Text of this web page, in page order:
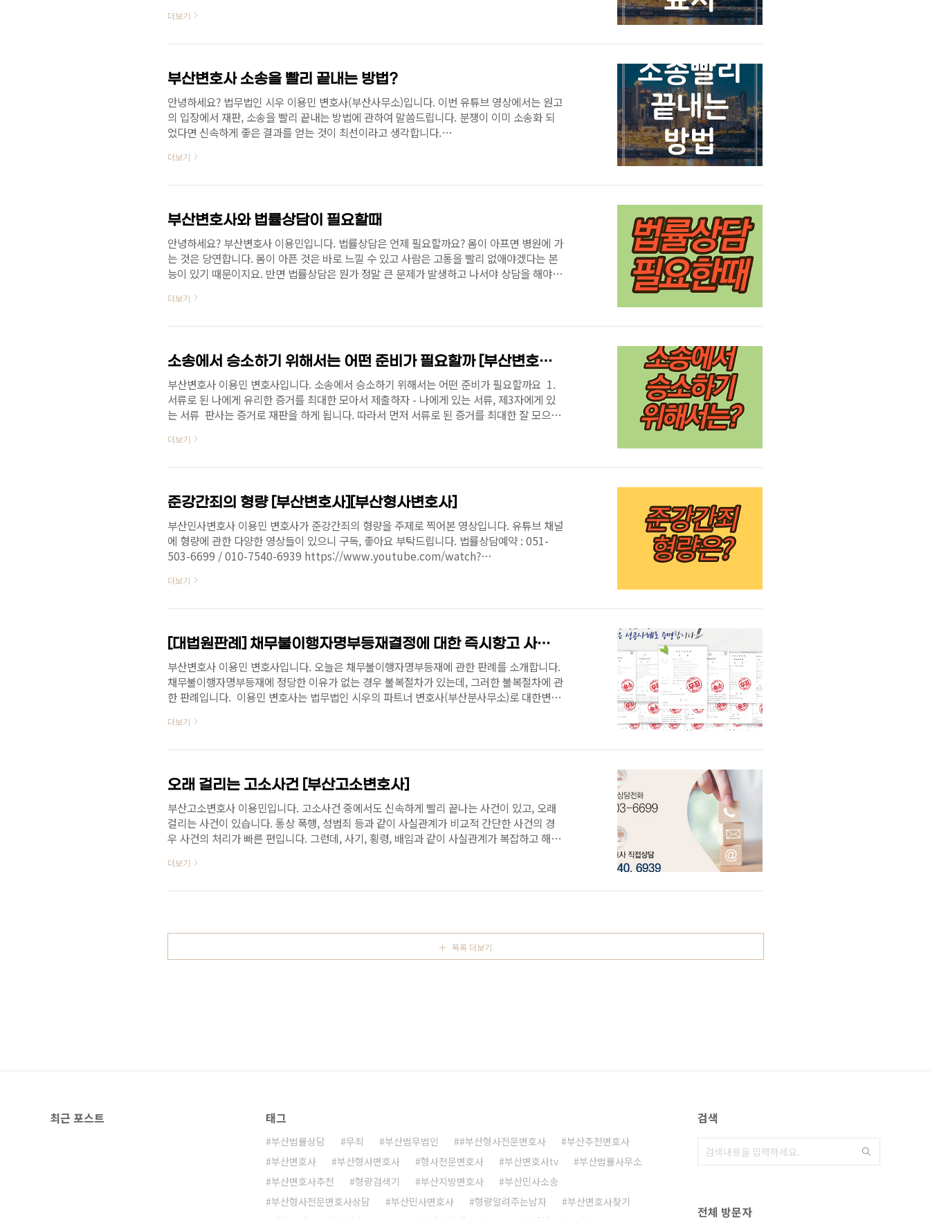
더보기
부산변호사 소송을 빨리 끝내는 방법?
안녕하세요? 법무법인 시우 이용민 변호사(부산사무소)입니다. 이번 유튜브 영상에서는 원고
의 입장에서 재판, 소송을 빨리 끝내는 방법에 관하여 말씀드립니다. 분쟁이 이미 소송화 되
었다면 신속하게 좋은 결과를 얻는 것이 최선이라고 생각합니다.
더보기
부산변호사와 법률상담이 필요할때
안녕하세요? 부산변호사 이용민입니다. 법률상담은 언제 필요할까요? 몸이 아프면 병원에 가
는 것은 당연합니다. 몸이 아픈 것은 바로 느낄 수 있고 사람은 고통을 빨리 없애야겠다는 본
능이 있기 때문이지요. 반면 법률상담은 뭔가 정말 큰 문제가 발생하고 나서야 상담을 해야
를 해결하는데, 수많은 조치가 필요하고 적지 않은 법률적 비용이 발생할 것입니다. 그에 비
때 상황에 따라 어떤 문제가 발생할 수 있는지 스스로 잘 알게 된 상황에서 결정을 내리..
더보기
소송에서 승소하기 위해서는 어떤 준비가 필요할까 [부산변호사추천]
부산변호사 이용민 변호사입니다. 소송에서 승소하기 위해서는 어떤 준비가 필요할까요 ​ 1.
서류로 된 나에게 유리한 증거를 최대한 모아서 제출하자 - 나에게 있는 서류, 제3자에게 있
는 서류 ​ 판사는 증거로 재판을 하게 됩니다. 따라서 먼저 서류로 된 증거를 최대한 잘 모으는
것입니다. 제3자(단체 등)에게 있는 서류 중 입수할 수 없는 서류들은 소송과정에서 소송절차
목록을 만들어 보고 이것들을 어떻게 입수할지 고민해 보는 것이 최대..
더보기
준강간죄의 형량 [부산변호사][부산형사변호사]
부산민사변호사 이용민 변호사가 준강간죄의 형량을 주제로 찍어본 영상입니다. 유튜브 채널
에 형량에 관한 다양한 영상들이 있으니 구독, 좋아요 부탁드립니다. 법률상담예약 : 051-
503-6699 / 010-7540-6939 https://www.youtube.com/watch?
더보기
[대법원판례] 채무불이행자명부등재결정에 대한 즉시항고 사유에 관한 판례 2021마6371 [부산민사변호사][채무불이행소송]
부산변호사 이용민 변호사입니다. 오늘은 채무불이행자명부등재에 관한 판례를 소개합니다.
채무불이행자명부등재에 정당한 이유가 없는 경우 불복절차가 있는데, 그러한 불복절차에 관
한 판례입니다. ​ 이용민 변호사는 법무법인 시우의 파트너 변호사(부산분사무소)로 대한변호
하였으며, 다양한 민사사건, 형사변호, 형사고소 사건들을 성공적으로 처리하였습니다. 대한
어에 방송출연 하였으며 다양한 매체에 법률관련 기사를 기고하였습니다. 법률상담 또는 사
건위임이 ..
더보기
오래 걸리는 고소사건 [부산고소변호사]
부산고소변호사 이용민입니다. 고소사건 중에서도 신속하게 빨리 끝나는 사건이 있고, 오래
걸리는 사건이 있습니다. 통상 폭행, 성범죄 등과 같이 사실관계가 비교적 간단한 사건의 경
우 사건의 처리가 빠른 편입니다. 그런데, 사기, 횡령, 배임과 같이 사실관계가 복잡하고 해석
어져 있는 경우 고소가 오래 걸리기도 합니다. 제가 맡은 고소대리 사건도, 검사의 기소결정
더보기
목록 더보기
최근 포스트 태그
부산법률상담 무죄 부산법무법인 #부산형사전문변호사
부산추천변호사
부산변호사
부산형사변호사 형사전문변호사 부산변호사tv
부산법률사무소
부산변호사추천
형량검색기 부산지방변호사
부산민사소송
부산형사전문변호사상담
부산민사변호사 형량알려주는남자
부산변호사찾기
검색
전체 방문자